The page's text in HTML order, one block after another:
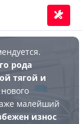
рода
тягой и
малейший
износ